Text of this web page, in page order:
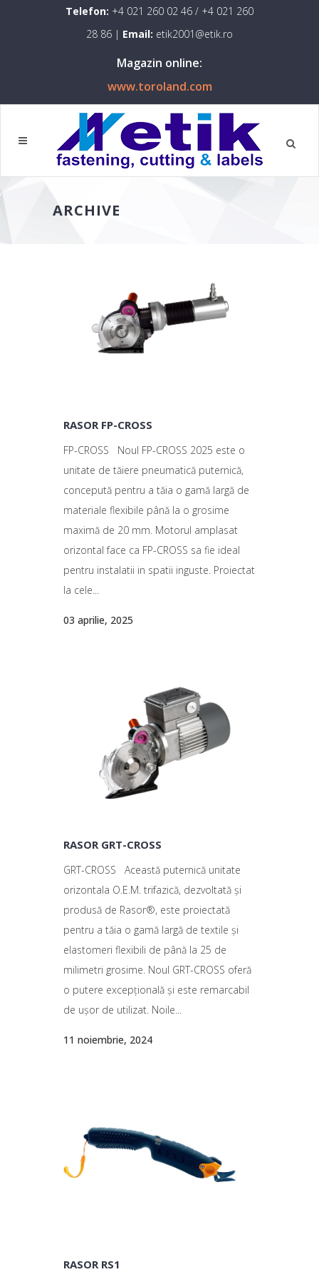
Telefon: +4 021 260 02 46 / +4 021 260
28 86 | Email: etik2001@etik.ro
Magazin online:
www.toroland.com
ARCHIVE
RASOR FP-CROSS
FP-CROSS Noul FP-CROSS 2025 este o
unitate de tăiere pneumatică puternică,
concepută pentru a tăia o gamă largă de
materiale flexibile până la o grosime
maximă de 20 mm. Motorul amplasat
orizontal face ca FP-CROSS sa fie ideal
pentru instalatii in spatii inguste. Proiectat
la cele...
03 aprilie, 2025
RASOR GRT-CROSS
GRT-CROSS Această puternică unitate
orizontala O.E.M. trifazică, dezvoltată și
produsă de Rasor®, este proiectată
pentru a tăia o gamă largă de textile și
elastomeri flexibili de până la 25 de
milimetri grosime. Noul GRT-CROSS oferă
o putere excepțională și este remarcabil
de ușor de utilizat. Noile...
11 noiembrie, 2024
RASOR RS1